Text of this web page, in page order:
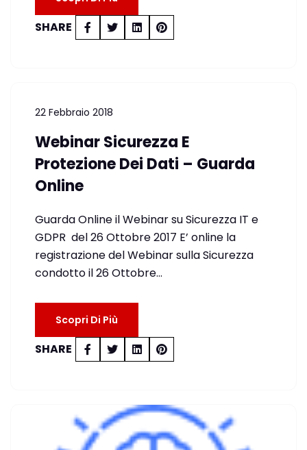
SHARE
22 Febbraio 2018
Webinar Sicurezza E
Protezione Dei Dati – Guarda
Online
Guarda Online il Webinar su Sicurezza IT e
GDPR del 26 Ottobre 2017 E’ online la
registrazione del Webinar sulla Sicurezza
condotto il 26 Ottobre…
Scopri Di Più
SHARE